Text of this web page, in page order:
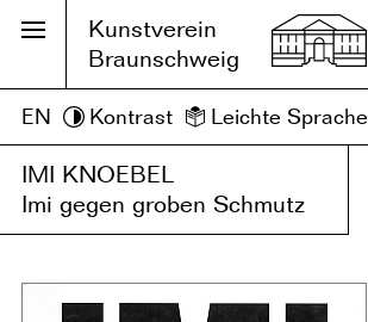
Kunstverein
Braunschweig
EN Kontrast Leichte Sprache
IMI KNOEBEL
Imi gegen groben Schmutz